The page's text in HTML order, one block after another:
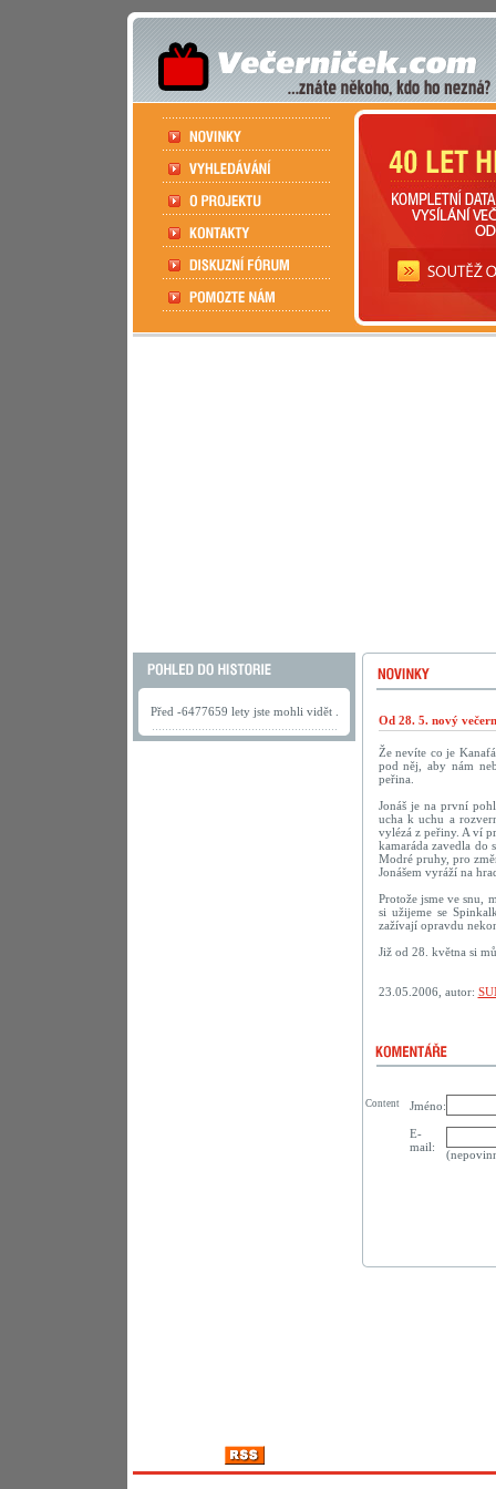
Před -6477659 lety jste mohli vidět .
Od 28. 5. nový
Že nevíte co je
pod něj, aby nám
peřina.
Jonáš je na první
ucha k uchu a
vylézá z peřiny. A ví
kamaráda zavedla do
Modré pruhy, pro
Jonášem vyráží na
Protože jsme ve snu,
si užijeme se
zažívají opravdu
Již od 28. května si
23.05.2006, autor:
Jméno:
E-
mail:
Content